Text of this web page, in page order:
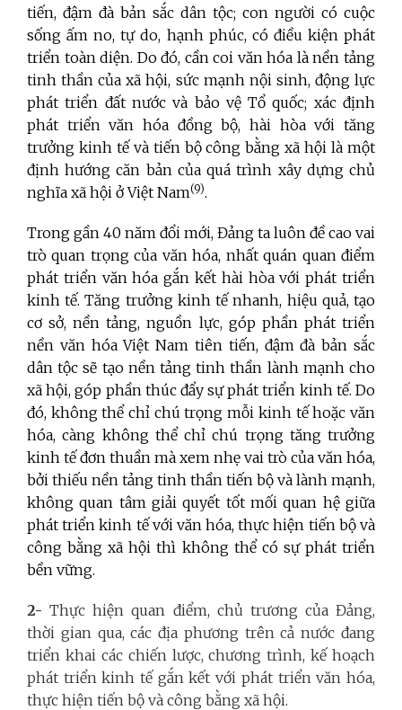
tiến, đậm đà bản sắc dân tộc; con người có cuộc
sống ấm no, tự do, hạnh phúc, có điều kiện phát
triển toàn diện. Do đó, cầncoi văn hóa là nền tảng
tinh thần của xã hội, sức mạnh nội sinh, động lực
phát triển đất nước và bảo vệ Tổ quốc; xác định
phát triển văn hóa đồng bộ, hài hòa với tăng
trưởng kinh tế và tiến bộ công bằng xã hội là một
định hướng căn bản của quá trình xây dựng chủ
nghĩa xã hội ở Việt Nam(9).
Trong gần 40 năm đổi mới, Đảng ta luôn đề cao vai
trò quan trọng của văn hóa, nhất quán quan điểm
phát triển văn hóa gắn kết hài hòa với phát triển
kinh tế. Tăng trưởng kinh tế nhanh, hiệu quả, tạo
cơ sở, nền tảng, nguồn lực, góp phần phát triển
nền văn hóa Việt Nam tiên tiến, đậm đà bản sắc
dân tộc sẽ tạo nền tảng tinh thần lành mạnh cho
xã hội, góp phần thúc đẩy sự phát triển kinh tế. Do
đó, không thể chỉ chú trọng mỗi kinh tế hoặc văn
hóa, càng không thể chỉ chú trọng tăng trưởng
kinh tế đơn thuần mà xem nhẹ vai trò của văn hóa,
bởi thiếu nền tảng tinh thần tiến bộ và lành mạnh,
không quan tâm giải quyết tốt mối quan hệ giữa
phát triển kinh tế với văn hóa, thực hiện tiến bộ và
công bằng xã hội thì không thể có sự phát triển
bền vững.
2-Thực hiện quan điểm, chủ trương của Đảng,
thời gian qua, các địa phương trên cả nước đang
triển khai các chiến lược, chương trình, kế hoạch
phát triển kinh tế gắn kết với phát triển văn hóa,
thực hiện tiến bộ và công bằng xã hội.